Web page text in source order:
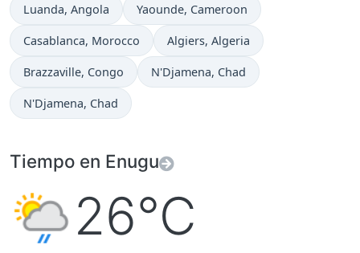
Hora actual en
Luanda, Angola Hora actual en
Yaounde, Cameroon
Hora actual en
Casablanca, Morocco Hora actual en
Algiers, Algeria
Hora actual en
Brazzaville, Congo Hora actual en
N'Djamena, Chad
Hora actual en
N'Djamena, Chad
Tiempo en Enugu
26°C